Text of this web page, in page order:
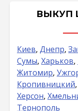
ВЫКУП
Киев, Днепр,
Сумы, Харьков,
Житомир,
Кропивницкий,
Херсон,
Тернополь